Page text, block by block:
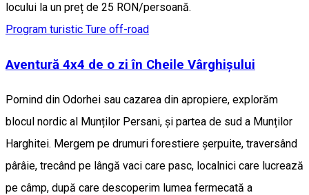
locului la un preț de 25 RON/persoană.
Program turistic Ture off-road
Aventură 4x4 de o zi în Cheile Vârghișului
Pornind din Odorhei sau cazarea din apropiere, explorăm
blocul nordic al Munților Persani, și partea de sud a Munților
Harghitei. Mergem pe drumuri forestiere șerpuite, traversând
pârâie, trecând pe lângă vaci care pasc, localnici care lucrează
pe câmp, după care descoperim lumea fermecată a